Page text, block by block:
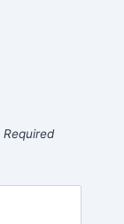
Required